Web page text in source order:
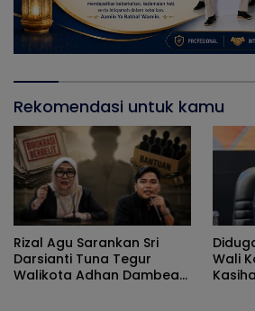
Rekomendasi untuk kamu
Rizal Agu Sarankan Sri
Darsianti Tuna Tegur
Walikota Adhan Dambea
Wali